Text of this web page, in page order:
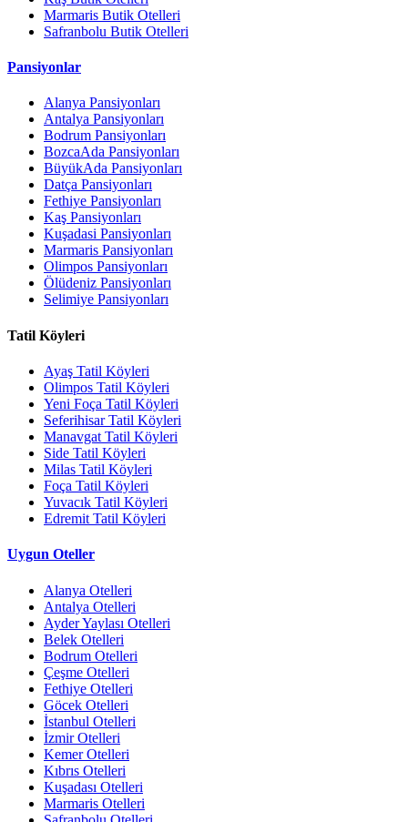
Marmaris Butik Otelleri
Safranbolu Butik Otelleri
Pansiyonlar
Alanya Pansiyonları
Antalya Pansiyonları
Bodrum Pansiyonları
BozcaAda Pansiyonları
BüyükAda Pansiyonları
Datça Pansiyonları
Fethiye Pansiyonları
Kaş Pansiyonları
Kuşadasi Pansiyonları
Marmaris Pansiyonları
Olimpos Pansiyonları
Ölüdeniz Pansiyonları
Selimiye Pansiyonları
Tatil Köyleri
Ayaş Tatil Köyleri
Olimpos Tatil Köyleri
Yeni Foça Tatil Köyleri
Seferihisar Tatil Köyleri
Manavgat Tatil Köyleri
Side Tatil Köyleri
Milas Tatil Köyleri
Foça Tatil Köyleri
Yuvacık Tatil Köyleri
Edremit Tatil Köyleri
Uygun Oteller
Alanya Otelleri
Antalya Otelleri
Ayder Yaylası Otelleri
Belek Otelleri
Bodrum Otelleri
Çeşme Otelleri
Fethiye Otelleri
Göcek Otelleri
İstanbul Otelleri
İzmir Otelleri
Kemer Otelleri
Kıbrıs Otelleri
Kuşadası Otelleri
Marmaris Otelleri